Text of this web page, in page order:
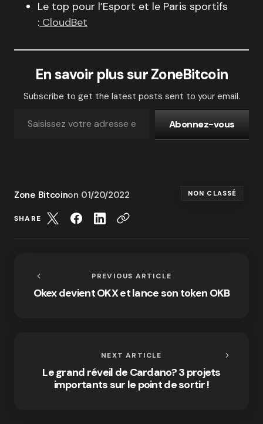
Le top pour l’Esport et le Paris sportifs
: CloudBet
En savoir plus sur ZoneBitcoin
Subscribe to get the latest posts sent to your email.
Abonnez-vous
Zone Bitcoinon 01/20/2022 NON CLASSÉ
SHARE
PREVIOUS ARTICLE
Okex devient OKX et lance son token OKB
NEXT ARTICLE
Le grand réveil de Cardano? 3 projets
importants sur le point de sortir !